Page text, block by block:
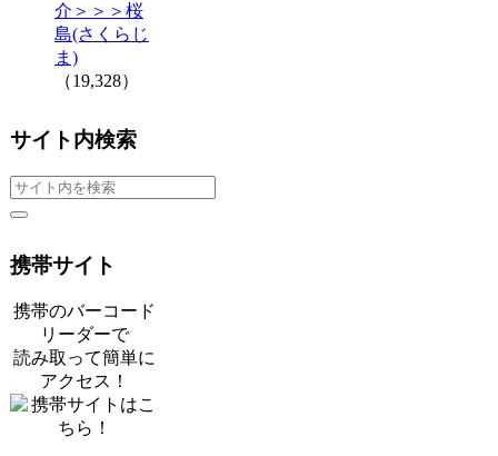
介＞＞＞桜
島(さくらじ
ま)
（19,328）
サイト内検索
携帯サイト
携帯のバーコード
リーダーで
読み取って簡単に
アクセス！